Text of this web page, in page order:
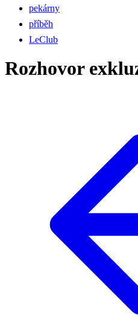
pekárny
příběh
LeClub
Rozhovor